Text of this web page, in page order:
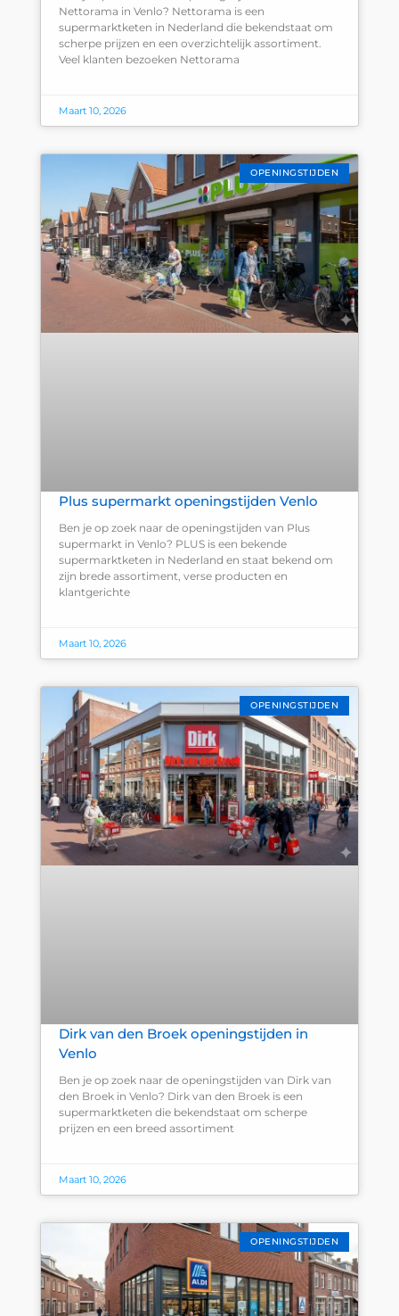
Nettorama in Venlo? Nettorama is een
supermarktketen in Nederland die bekendstaat om
scherpe prijzen en een overzichtelijk assortiment.
Veel klanten bezoeken Nettorama
Maart 10, 2026
OPENINGSTIJDEN
Plus supermarkt openingstijden Venlo
Ben je op zoek naar de openingstijden van Plus
supermarkt in Venlo? PLUS is een bekende
supermarktketen in Nederland en staat bekend om
zijn brede assortiment, verse producten en
klantgerichte
Maart 10, 2026
OPENINGSTIJDEN
Dirk van den Broek openingstijden in
Venlo
Ben je op zoek naar de openingstijden van Dirk van
den Broek in Venlo? Dirk van den Broek is een
supermarktketen die bekendstaat om scherpe
prijzen en een breed assortiment
Maart 10, 2026
OPENINGSTIJDEN